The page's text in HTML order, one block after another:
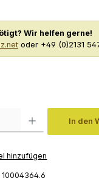
Wir helfen gerne!
oder +49 (0)2131
In den
hinzufügen
10004364.6